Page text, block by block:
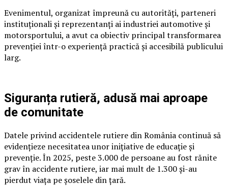
Evenimentul, organizat împreună cu autorități, parteneri
instituționali și reprezentanți ai industriei automotive și
motorsportului, a avut ca obiectiv principal transformarea
prevenției într-o experiență practică și accesibilă publicului
larg.
Siguranța rutieră, adusă mai aproape
de comunitate
Datele privind accidentele rutiere din România continuă să
evidențieze necesitatea unor inițiative de educație și
prevenție. În 2025, peste 3.000 de persoane au fost rănite
grav în accidente rutiere, iar mai mult de 1.300 și-au
pierdut viața pe șoselele din țară.